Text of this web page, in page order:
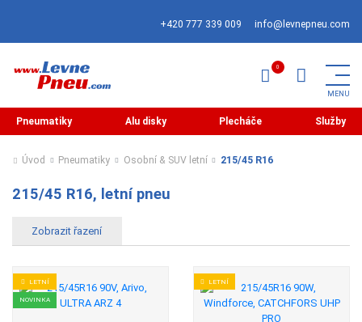
+420 777 339 009 info@levnepneu.com
Pneumatiky Alu disky Plecháče Služby
Úvod Pneumatiky Osobní & SUV letní 215/45 R16
215/45 R16, letní pneu
LETNÍ
NOVINKA
LETNÍ